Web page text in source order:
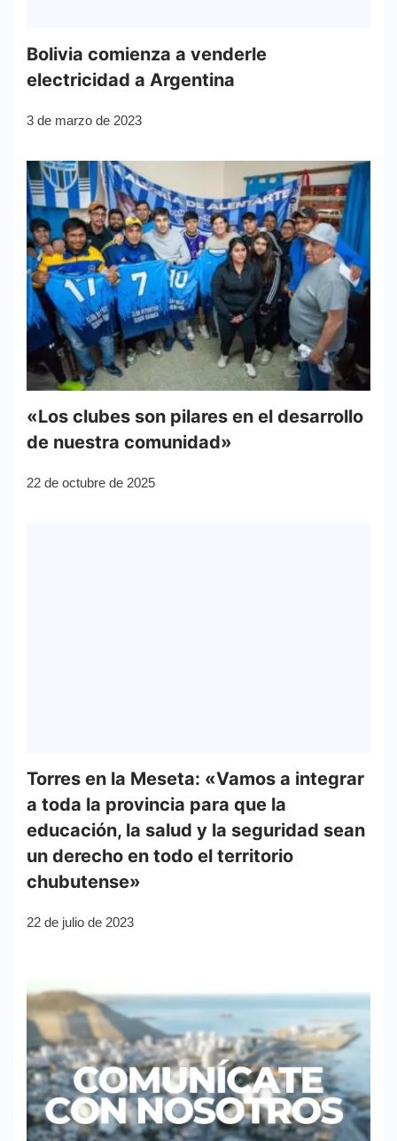
Bolivia comienza a venderle
electricidad a Argentina
3 de marzo de 2023
«Los clubes son pilares en el desarrollo
de nuestra comunidad»
22 de octubre de 2025
Torres en la Meseta: «Vamos a integrar
a toda la provincia para que la
educación, la salud y la seguridad sean
un derecho en todo el territorio
chubutense»
22 de julio de 2023